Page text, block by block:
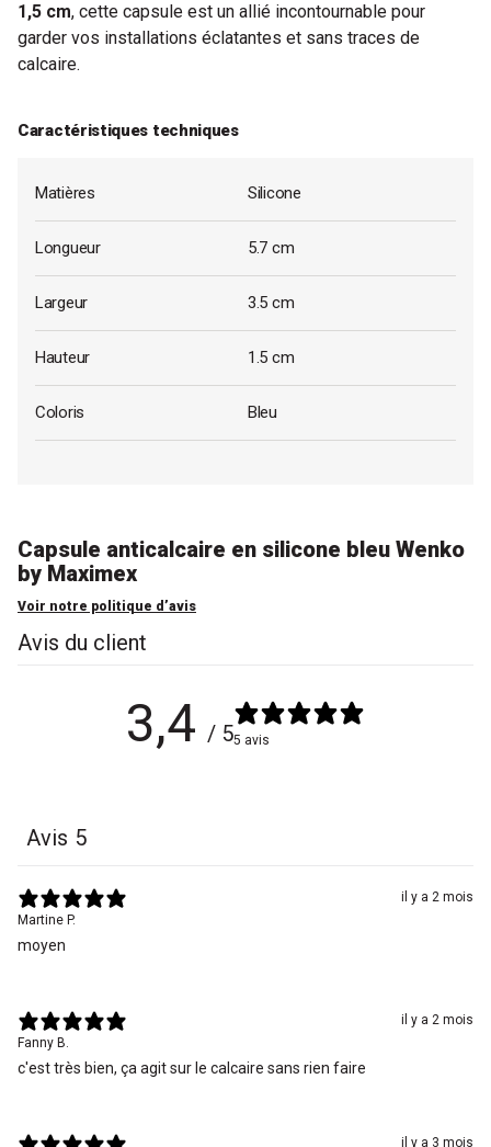
1,5 cm, cette capsule est un allié incontournable pour
garder vos installations éclatantes et sans traces de
calcaire.
Caractéristiques techniques
Matières Silicone
Longueur 5.7 cm
Largeur 3.5 cm
Hauteur 1.5 cm
Coloris Bleu
Capsule anticalcaire en silicone bleu Wenko
by Maximex
Voir notre politique d’avis
Avis du client
3,4 / 55 avis
Avis 5
il y a 2 mois
Martine P.
moyen
il y a 2 mois
Fanny B.
c'est très bien, ça agit sur le calcaire sans rien faire
il y a 3 mois